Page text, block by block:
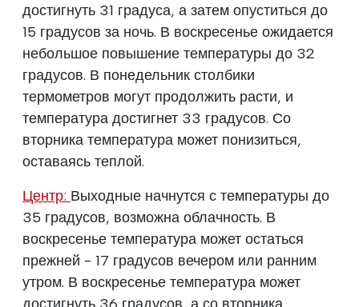
достигнуть 31 градуса, а затем опуститься до
15 градусов за ночь. В воскресенье ожидается
небольшое повышение температуры до 32
градусов. В понедельник столбики
термометров могут продолжить расти, и
температура достигнет 33 градусов. Со
вторника температура может понизиться,
оставаясь теплой.
Центр: Выходные начнутся с температуры до
35 градусов, возможна облачность. В
воскресенье температура может остаться
прежней - 17 градусов вечером или ранним
утром. В воскресенье температура может